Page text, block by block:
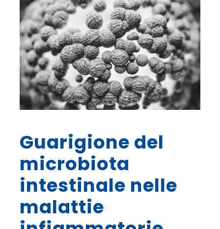
Guarigione del
microbiota
intestinale nelle
malattie